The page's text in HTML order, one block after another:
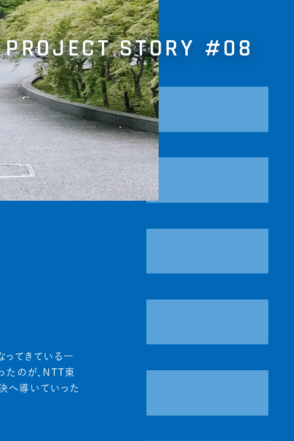
PROJECT STORY #08
ってきている一
たのが、NTT東
へ導いていった